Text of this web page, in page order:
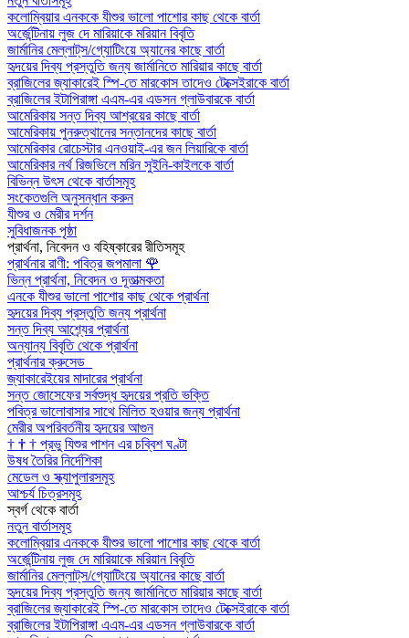
কলোম্বিয়ার এনককে যীশুর ভালো পাশোর কাছ থেকে বার্তা
অর্জেন্টিনায় লুজ দে মারিয়াকে মরিয়ান বিবৃতি
জার্মানির মেল্লাট্‌স/গ্যোটিংয়ে অ্যানের কাছে বার্তা
হৃদয়ের দিব্য প্রস্তুতি জন্য জার্মানিতে মারিয়ার কাছে বার্তা
ব্রাজিলের জ্যাকারেই স্পি-তে মারকোস তাদেও টেক্সেইরাকে বার্তা
ব্রাজিলের ইটাপিরাঙ্গা এএম-এর এডসন গ্লাউবারকে বার্তা
আমেরিকায় সন্ত দিব্য আশ্রয়ের কাছে বার্তা
আমেরিকায় পুনরুত্থানের সন্তানদের কাছে বার্তা
আমেরিকার রোচেস্টার এনওয়াই-এর জন লিয়ারিকে বার্তা
আমেরিকার নর্থ রিজভিলে মরিন সুইনি-কাইলকে বার্তা
বিভিন্ন উৎস থেকে বার্তাসমূহ
সংকেতগুলি অনুসন্ধান করুন
যীশুর ও মেরীর দর্শন
সুবিধাজনক পৃষ্ঠা
প্রার্থনা, নিবেদন ও বহিষ্কারের রীতিসমূহ
প্রার্থনার রাণী: পবিত্র জপমালা 🌹
ভিন্ন প্রার্থনা, নিবেদন ও দূতাত্মকতা
এনকে যীশুর ভালো পাশোর কাছ থেকে প্রার্থনা
হৃদয়ের দিব্য প্রস্তুতি জন্য প্রার্থনা
সন্ত দিব্য আশ্র্যের প্রার্থনা
অন্যান্য বিবৃতি থেকে প্রার্থনা
প্রার্থনার ক্রুসেড
জ্যাকারেইয়ের মাদারের প্রার্থনা
সন্ত জোসেফের সর্বশুদ্ধ হৃদয়ের প্রতি ভক্তি
পবিত্র ভালোবাসার সাথে মিলিত হওয়ার জন্য প্রার্থনা
মেরীর অপরিবর্তনীয় হৃদয়ের আগুন
† † † প্রভু যিশুর পাশন এর চব্বিশ ঘণ্টা
উষধ তৈরির নির্দেশিকা
মেডেল ও স্ক্যাপুলারসমূহ
আশ্চর্য চিত্রসমূহ
স্বর্গ থেকে বার্তা
নতুন বার্তাসমূহ
কলোম্বিয়ার এনককে যীশুর ভালো পাশোর কাছ থেকে বার্তা
অর্জেন্টিনায় লুজ দে মারিয়াকে মরিয়ান বিবৃতি
জার্মানির মেল্লাট্‌স/গ্যোটিংয়ে অ্যানের কাছে বার্তা
হৃদয়ের দিব্য প্রস্তুতি জন্য জার্মানিতে মারিয়ার কাছে বার্তা
ব্রাজিলের জ্যাকারেই স্পি-তে মারকোস তাদেও টেক্সেইরাকে বার্তা
ব্রাজিলের ইটাপিরাঙ্গা এএম-এর এডসন গ্লাউবারকে বার্তা